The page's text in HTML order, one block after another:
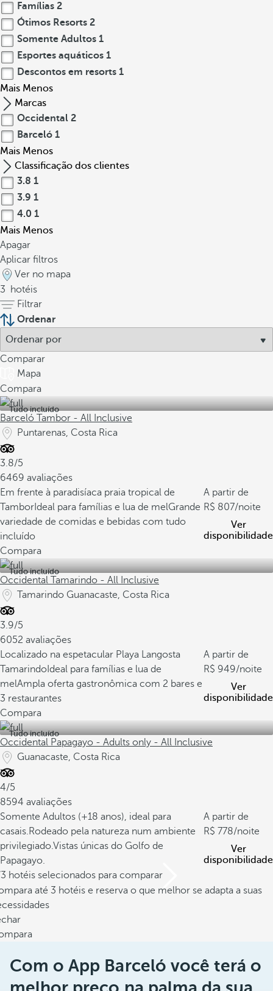
Famílias 2
Ótimos Resorts 2
Somente Adultos 1
Esportes aquáticos 1
Descontos em resorts 1
Mais Menos
Marcas
Occidental 2
Barceló 1
Mais Menos
Classificação dos clientes
3.8 1
3.9 1
4.0 1
Mais Menos
Apagar
Aplicar filtros
Ver no mapa
3
hotéis
Filtrar
Ordenar
Comparar
Mapa
Compara
Tudo incluído
Barceló Tambor - All Inclusive
Puntarenas, Costa Rica
3.8/5
6469 avaliações
Em frente à paradisíaca praia tropical de
Tambor Ideal para famílias e lua de melGrande
variedade de comidas e bebidas com tudo
incluído
A partir de
807/noite
Ver
disponibilidade
Compara
Tudo incluído
Occidental Tamarindo - All Inclusive
Tamarindo Guanacaste, Costa Rica
3.9/5
6052 avaliações
Localizado na espetacular Playa Langosta
Tamarindo Ideal para famílias e lua de
melAmpla oferta gastronômica com 2 bares e
3 restaurantes
A partir de
949/noite
Ver
disponibilidade
Compara
Tudo incluído
Occidental Papagayo - Adults only - All Inclusive
Guanacaste, Costa Rica
4/5
8594 avaliações
Somente Adultos (+18 anos), ideal para
casais.Rodeado pela natureza num ambiente
privilegiado.Vistas únicas do Golfo de
Papagayo.
A partir de
778/noite
Ver
disponibilidade
hotéis selecionados para comparar
até 3 hotéis e reserva o que melhor se adapta a suas
Com o App Barceló você terá o